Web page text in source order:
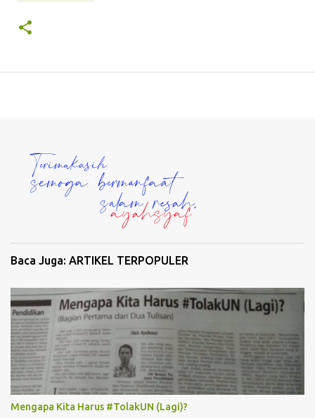
Baca Juga: ARTIKEL TERPOPULER
Mengapa Kita Harus #TolakUN (Lagi)?